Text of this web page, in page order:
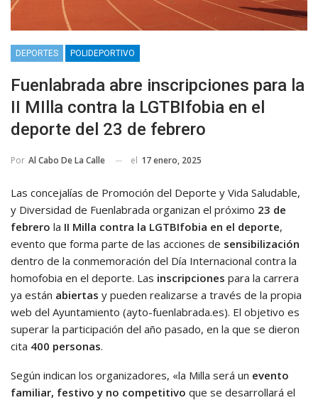
DEPORTES POLIDEPORTIVO
Fuenlabrada abre inscripciones para la
II MIlla contra la LGTBIfobia en el
deporte del 23 de febrero
Por Al Cabo De La Calle el 17 enero, 2025
Las concejalías de Promoción del Deporte y Vida Saludable,
y Diversidad de Fuenlabrada organizan el próximo 23 de
febrero la II Milla contra la LGTBIfobia en el deporte,
evento que forma parte de las acciones de sensibilización
dentro de la conmemoración del Día Internacional contra la
homofobia en el deporte. Las inscripciones para la carrera
ya están abiertas y pueden realizarse a través de la propia
web del Ayuntamiento (ayto-fuenlabrada.es). El objetivo es
superar la participación del año pasado, en la que se dieron
cita 400 personas.
Según indican los organizadores, «la Milla será un evento
familiar, festivo y no competitivo que se desarrollará el